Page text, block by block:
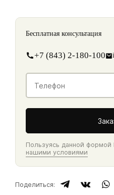
Бесплатная консультация
+7 (843) 2-180-100
Пользуясь данной формой
нашими условиями
Поделиться: